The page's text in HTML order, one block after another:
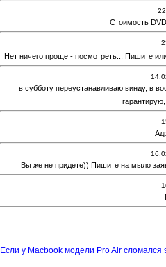
Стоимость
Нет ничего проще - посмотреть... Пишите
в субботу переустанавливаю винду, в
Вы же не придете)) Пишите на мыло
Если у Macbook модели Pro Air сломался